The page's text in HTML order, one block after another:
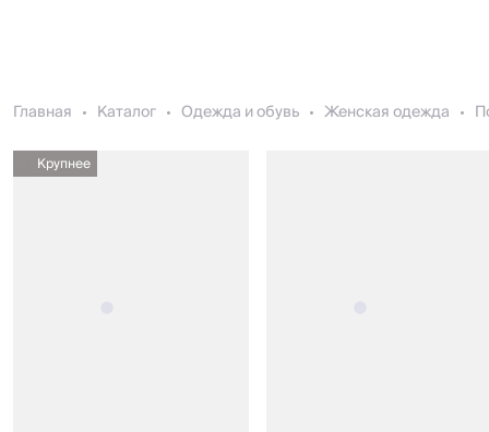
Главная Каталог Одежда и обувь Женская одежда
Крупнее